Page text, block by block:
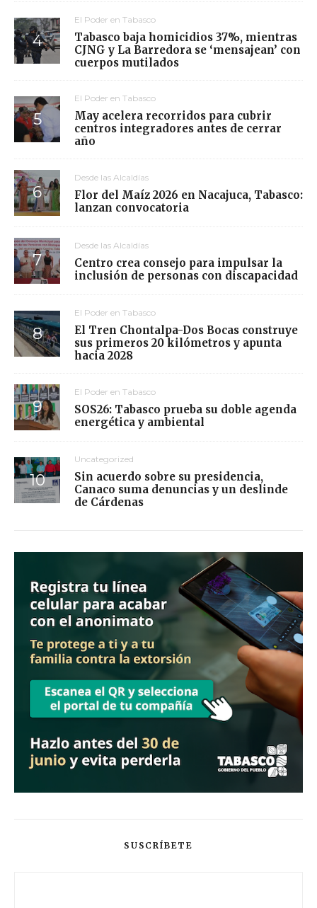
El Poder en Tabasco
Tabasco baja homicidios 37%, mientras
CJNG y La Barredora se ‘mensajean’ con
cuerpos mutilados
El Poder en Tabasco
May acelera recorridos para cubrir
centros integradores antes de cerrar
año
Desde las Alcaldías
Flor del Maíz 2026 en Nacajuca, Tabasco:
lanzan convocatoria
Desde las Alcaldías
Centro crea consejo para impulsar la
inclusión de personas con discapacidad
El Poder en Tabasco
El Tren Chontalpa-Dos Bocas construye
sus primeros 20 kilómetros y apunta
hacia 2028
El Poder en Tabasco
SOS26: Tabasco prueba su doble agenda
energética y ambiental
Uncategorized
Sin acuerdo sobre su presidencia,
Canaco suma denuncias y un deslinde
de Cárdenas
SUSCRÍBETE